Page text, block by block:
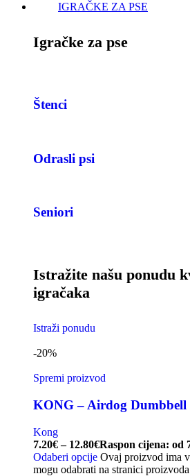
IGRAČKE ZA PSE
Igračke za pse
Štenci
Odrasli psi
Seniori
Istražite našu ponudu
igračaka
Istraži ponudu
-20%
Spremi proizvod
KONG – Airdog Dumbbell
Kong
7.20€ – 12.80€Raspon cijena: od
Odaberi opcije Ovaj proizvod ima
mogu odabrati na stranici proizvoda